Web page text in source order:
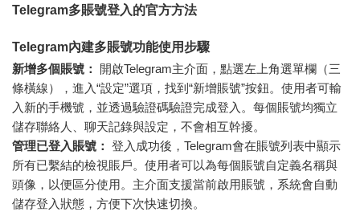
Telegram多賬號登入的官方方法
Telegram內建多賬號功能使用步驟
新增多個賬號：
開啟Telegram主介面，點選左上角選單欄（三
條橫線），進入“設定”選項，找到“新增賬號”按鈕。使用者可輸
入新的手機號，並透過驗證碼驗證完成登入。每個賬號均獨立
儲存聯絡人、聊天記錄與設定，不會相互幹擾。
管理已登入賬號： 登入成功後，Telegram會在賬號列表中顯示
所有已繫結的檢視賬戶。使用者可以為每個賬號自定義名稱與
頭像，以便區分使用。主介面支援當前啟用賬號，系統會自動
儲存登入狀態，方便下次快速切換。